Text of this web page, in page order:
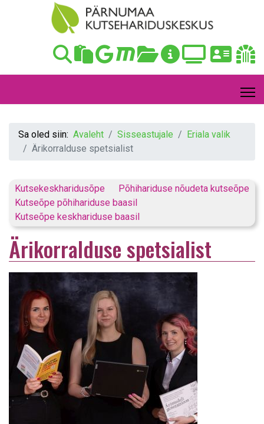
Sa oled siin: Avaleht Sisseastujale
Eriala valik
Ärikorralduse spetsialist
Kutsekeskharidusõpe
Põhihariduse nõudeta kutseõpe
Kutseõpe põhihariduse baasil
Kutseõpe keskhariduse baasil
Ärikorralduse spetsialist